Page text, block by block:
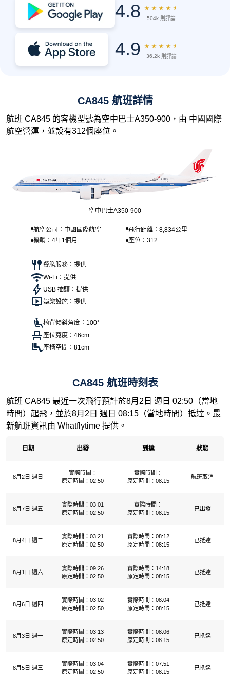
4.8 ★ ★ ★ ★ ★
504k 則評論
4.9 ★ ★ ★ ★ ★
36.2k 則評論
CA845 航班詳情
航班 CA845 的客機型號為空中巴士A350-900，由 中國國際
航空營運，並設有312個座位。
空中巴士A350-900
航空公司：中國國際航空
飛行距離：8,834公里
機齡：4年1個月
座位：312
餐膳服務：提供
Wi-Fi：提供
USB 插頭：提供
娛樂設施：提供
椅背傾斜角度：100°
座位寬度：46cm
座椅空間：81cm
CA845 航班時刻表
航班 CA845 最近一次飛行預計於8月2日 週日 02:50（當地
時間）起飛，並於8月2日 週日 08:15（當地時間）抵達。最
新航班資訊由 Whatflytime 提供。
日期 出發 到達 狀態
8月2日 週日
實際時間：
原定時間：02:50
實際時間：
原定時間：08:15
航班取消
8月7日 週五
實際時間：03:01
原定時間：02:50
實際時間：
原定時間：08:15
已出發
8月4日 週二
實際時間：03:21
原定時間：02:50
實際時間：08:12
原定時間：08:15
已抵達
8月1日 週六
實際時間：09:26
原定時間：02:50
實際時間：14:18
原定時間：08:15
已抵達
8月6日 週四
實際時間：03:02
原定時間：02:50
實際時間：08:04
原定時間：08:15
已抵達
8月3日 週一
實際時間：03:13
原定時間：02:50
實際時間：08:06
原定時間：08:15
已抵達
8月5日 週三
實際時間：03:04
原定時間：02:50
實際時間：07:51
原定時間：08:15
已抵達